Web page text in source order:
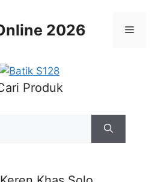
2026 Menu
Produk